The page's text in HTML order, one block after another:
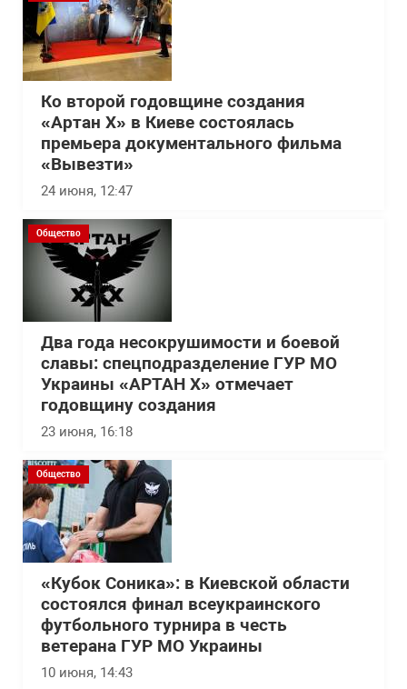
Ко второй годовщине создания
«Артан Х» в Киеве состоялась
премьера документального фильма
«Вывезти»
24 июня, 12:47
Общество
Два года несокрушимости и боевой
славы: спецподразделение ГУР МО
Украины «АРТАН Х» отмечает
годовщину создания
23 июня, 16:18
Общество
«Кубок Соника»: в Киевской области
состоялся финал всеукраинского
футбольного турнира в честь
ветерана ГУР МО Украины
10 июня, 14:43